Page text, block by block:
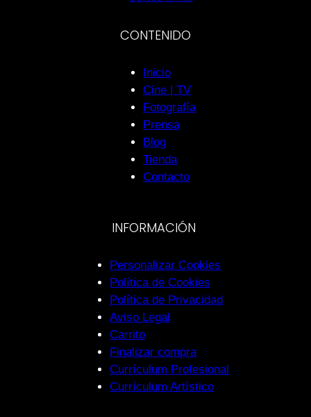
CONTENIDO
Inicio
Cine | TV
Fotografía
Prensa
Blog
Tienda
Contacto
INFORMACIÓN
Personalizar Cookies
Política de Cookies
Política de Privacidad
Aviso Legal
Carrito
Finalizar compra
Currículum Profesional
Currículum Artístico